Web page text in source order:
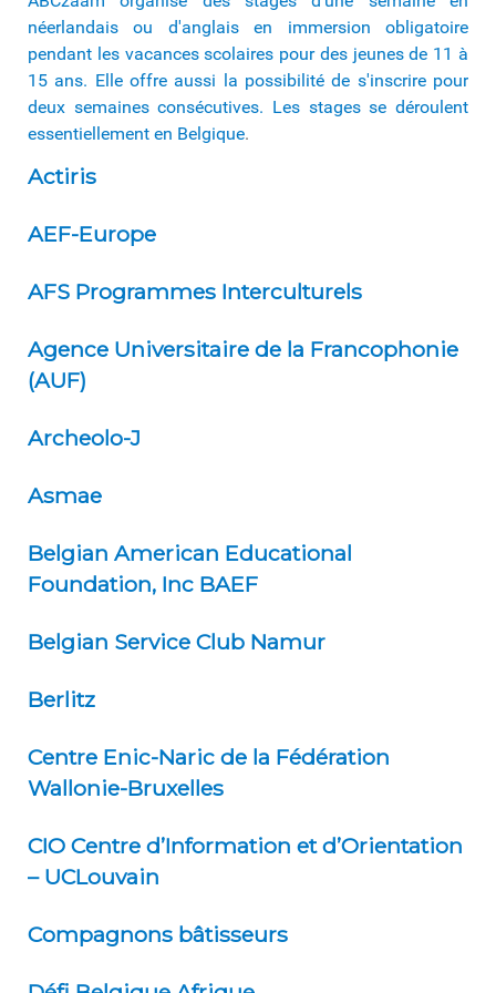
néerlandais ou d'anglais en immersion obligatoire
pendant les vacances scolaires pour des jeunes de 11 à
15 ans. Elle offre aussi la possibilité de s'inscrire pour
deux semaines consécutives. Les stages se déroulent
essentiellement en Belgique.
Actiris
AEF-Europe
AFS Programmes Interculturels
Agence Universitaire de la Francophonie
(AUF)
Archeolo-J
Asmae
Belgian American Educational
Foundation, Inc BAEF
Belgian Service Club Namur
Berlitz
Centre Enic-Naric de la Fédération
Wallonie-Bruxelles
CIO Centre d’Information et d’Orientation
– UCLouvain
Compagnons bâtisseurs